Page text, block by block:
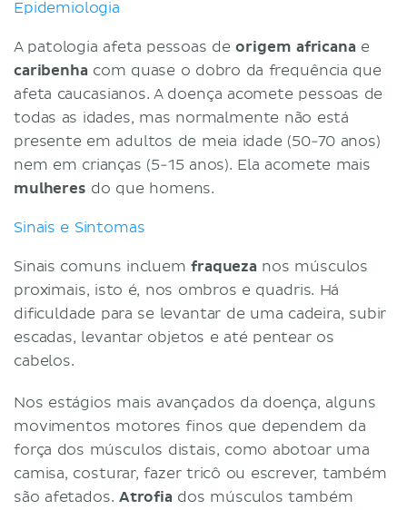
Epidemiologia
A patologia afeta pessoas deorigem africana e
caribenha com quase o dobro da frequência que
afeta caucasianos. A doença acomete pessoas de
todas as idades, mas normalmente não está
presente em adultos de meia idade (50-70 anos)
nem em crianças (5-15 anos). Ela acomete mais
mulheres do que homens.
Sinais e Sintomas
Sinais comuns incluemfraqueza nos músculos
proximais, isto é, nos ombros e quadris. Há
dificuldade para se levantar de uma cadeira, subir
escadas, levantar objetos e até pentear os
cabelos.
Nos estágios mais avançados da doença, alguns
movimentos motores finos que dependem da
força dos músculos distais, como abotoar uma
camisa, costurar, fazer tricô ou escrever, também
são afetados. Atrofia dos músculos também